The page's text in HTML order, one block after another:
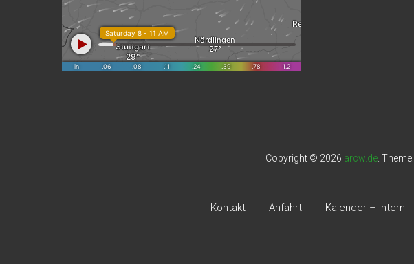
Copyright © 2026 arcw.de . Theme:
Kontakt Anfahrt Kalender – Intern